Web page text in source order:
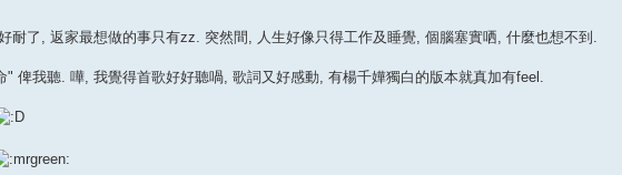
耐了, 返家最想做的事只有zz. 突然間, 人生好像只得工作及睡覺, 個腦塞實哂, 什麼也想不到.
俾我聽. 嘩, 我覺得首歌好好聽喎, 歌詞又好感動, 有楊千嬅獨白的版本就真加有feel.